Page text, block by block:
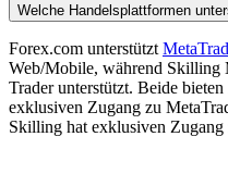
Welche Handelsplattformen
Forex.com unterstützt
Web/Mobile, während Skilling
Trader unterstützt. Beide
exklusiven Zugang zu
Skilling hat exklusiven